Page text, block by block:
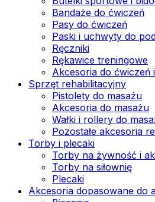
Bandaże do ćwiczeń
Pasy do ćwiczeń
Paski i uchwyty do
Ręczniki
Rękawice treningowe
Akcesoria do ćwiczeń
Sprzęt rehabilitacyjny
Pistolety do masażu
Akcesoria do masażu
Wałki i rollery do
Pozostałe akcesoria
Torby i plecaki
Torby na żywność i
Torby na siłownię
Plecaki
Akcesoria dopasowane do